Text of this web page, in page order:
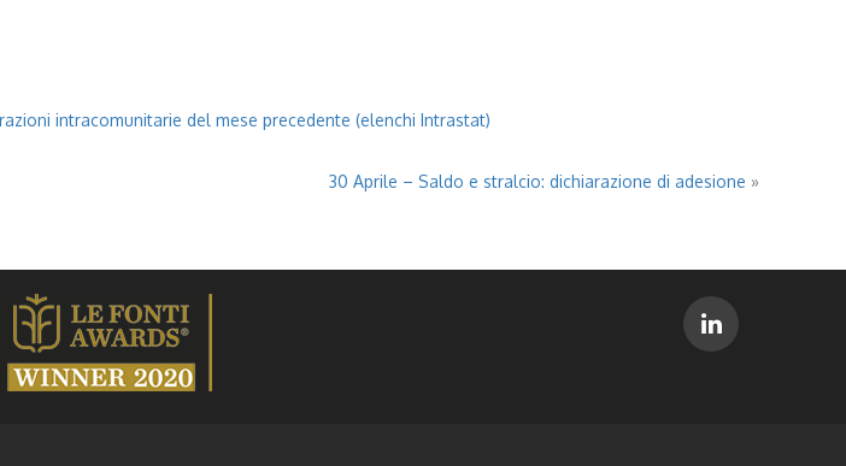
intracomunitarie del mese precedente (elenchi Intrastat)
30 Aprile – Saldo e stralcio: dichiarazione di adesione »